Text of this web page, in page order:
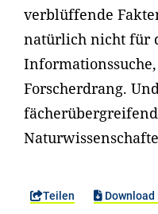
verblüffende
natürlich nicht für
Forscherdrang.
Teilen Download